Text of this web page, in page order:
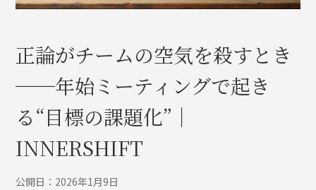
正論がチームの空気を殺すとき
──年始ミーティングで起き
る“目標の課題化”｜
INNERSHIFT
公開日：2026年1月9日